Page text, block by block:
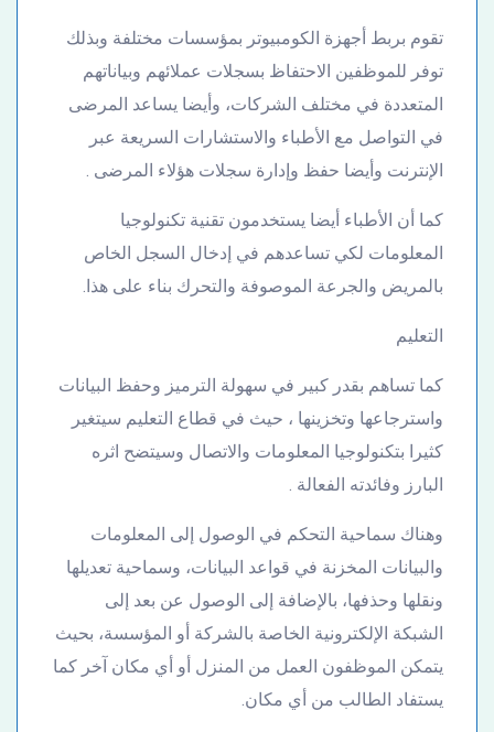
تقوم بربط أجهزة الكومبيوتر بمؤسسات مختلفة وبذلك
توفر للموظفين الاحتفاظ بسجلات عملائهم وبياناتهم
المتعددة في مختلف الشركات، وأيضا يساعد المرضى
في التواصل مع الأطباء والاستشارات السريعة عبر
الإنترنت وأيضا حفظ وإدارة سجلات هؤلاء المرضى .
كما أن الأطباء أيضا يستخدمون تقنية تكنولوجيا
المعلومات لكي تساعدهم في إدخال السجل الخاص
بالمريض والجرعة الموصوفة والتحرك بناء على هذا.
التعليم
كما تساهم بقدر كبير في سهولة الترميز وحفظ البيانات
واسترجاعها وتخزينها ، حيث في قطاع التعليم سيتغير
كثيرا بتكنولوجيا المعلومات والاتصال وسيتضح اثره
البارز وفائدته الفعالة .
وهناك سماحية التحكم في الوصول إلى المعلومات
والبيانات المخزنة في قواعد البيانات، وسماحية تعديلها
ونقلها وحذفها، بالإضافة إلى الوصول عن بعد إلى
الشبكة الإلكترونية الخاصة بالشركة أو المؤسسة، بحيث
يتمكن الموظفون العمل من المنزل أو أي مكان آخر كما
يستفاد الطالب من أي مكان.